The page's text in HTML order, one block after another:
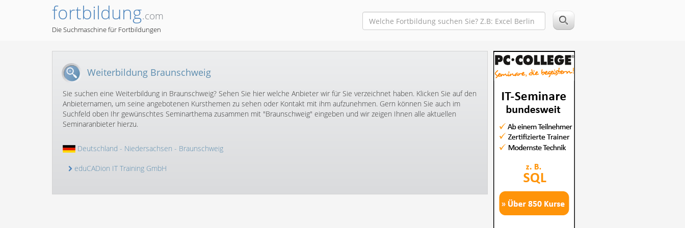
fortbildung.com
Die Suchmaschine für Fortbildungen
Weiterbildung Braunschweig
Sie suchen eine Weiterbildung in Braunschweig? Sehen Sie hier welche Anbieter wir für Sie verzeichnet haben. Klicken Sie auf den
Anbieternamen, um seine angebotenen Kursthemen zu sehen oder Kontakt mit ihm aufzunehmen. Gern können Sie auch im
Suchfeld oben Ihr gewünschtes Seminarthema zusammen mit "Braunschweig" eingeben und wir zeigen Ihnen alle aktuellen
Seminaranbieter hierzu.
Deutschland - Niedersachsen - Braunschweig
eduCADion IT Training GmbH